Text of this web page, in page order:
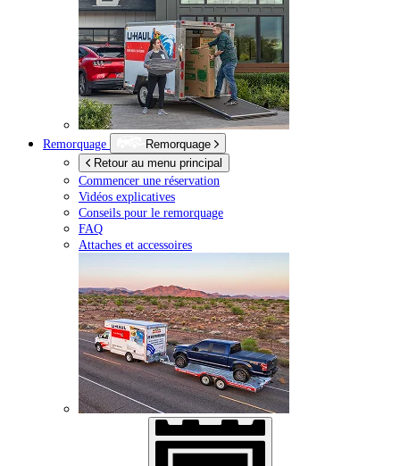
Remorquage
Remorquage
Retour au menu principal
Commencer une réservation
Vidéos explicatives
Conseils pour le remorquage
FAQ
Attaches et accessoires